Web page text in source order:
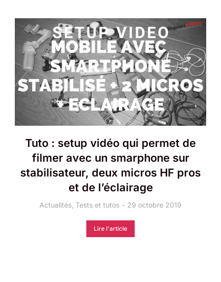
Tuto : setup vidéo qui permet de
filmer avec un smarphone sur
stabilisateur, deux micros HF pros
et de l’éclairage
Actualités Tests et tutos 29 octobre 2019
Lire l'article